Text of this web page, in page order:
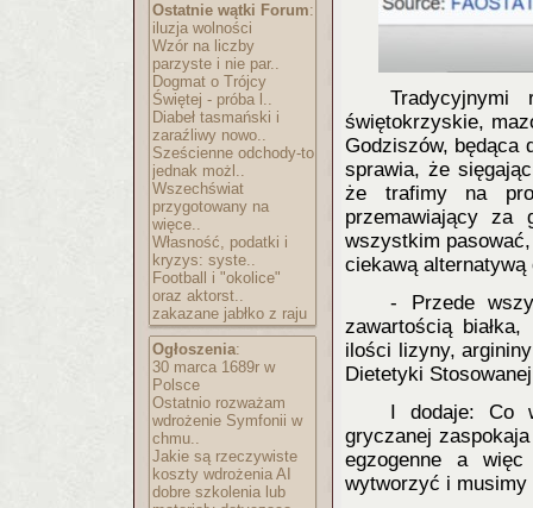
Ostatnie wątki Forum:
iluzja wolności
Wzór na liczby
parzyste i nie par..
Dogmat o Trójcy
Świętej - próba l..
Diabeł tasmański i
zaraźliwy nowo..
Sześcienne odchody-to
jednak możl..
Wszechświat
przygotowany na
więce..
Własność, podatki i
kryzys: syste..
Football i "okolice"
oraz aktorst..
zakazane jabłko z raju
Ogłoszenia:
30 marca 1689r w
Polsce
Ostatnio rozważam
wdrożenie Symfonii w
chmu..
Jakie są rzeczywiste
koszty wdrożenia AI
dobre szkolenia lub
Tradycyjnymi
świętokrzyskie,
Godziszów, będąca
sprawia, że
że trafimy na
przemawiający
wszystkim
ciekawą
- Przede
zawartością
ilości lizyny,
Dietetyki
I dodaje: Co
gryczanej
egzogenne a
wytworzyć i